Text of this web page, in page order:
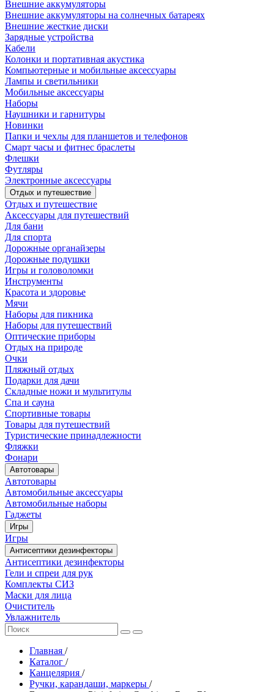
Внешние аккумуляторы
Внешние аккумуляторы на солнечных батареях
Внешние жесткие диски
Зарядные устройства
Кабели
Колонки и портативная акустика
Компьютерные и мобильные аксессуары
Лампы и светильники
Мобильные аксессуары
Наборы
Наушники и гарнитуры
Новинки
Папки и чехлы для планшетов и телефонов
Смарт часы и фитнес браслеты
Флешки
Футляры
Электронные аксессуары
Отдых и путешествие
Отдых и путешествие
Аксессуары для путешествий
Для бани
Для спорта
Дорожные органайзеры
Дорожные подушки
Игры и головоломки
Инструменты
Красота и здоровье
Мячи
Наборы для пикника
Наборы для путешествий
Оптические приборы
Отдых на природе
Очки
Пляжный отдых
Подарки для дачи
Складные ножи и мультитулы
Спа и сауна
Спортивные товары
Товары для путешествий
Туристические принадлежности
Фляжки
Фонари
Автотовары
Автотовары
Автомобильные аксессуары
Автомобильные наборы
Гаджеты
Игры
Игры
Антисептики дезинфекторы
Антисептики дезинфекторы
Гели и спреи для рук
Комплекты СИЗ
Маски для лица
Очиститель
Увлажнитель
Главная /
Каталог /
Канцелярия /
Ручки, карандаши, маркеры /